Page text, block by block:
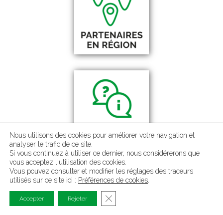
Sommaire
Qui sommes-nous ?
Mentions légales
Politique de confidentialité
Nous utilisons des cookies pour améliorer votre navigation et
analyser le trafic de ce site.
Si vous continuez à utiliser ce dernier, nous considérerons que
vous acceptez l'utilisation des cookies.
Vous pouvez consulter et modifier les réglages des traceurs
utilisés sur ce site ici : Préférences de cookies
Accepter Rejeter Fermer la bannière des cookies